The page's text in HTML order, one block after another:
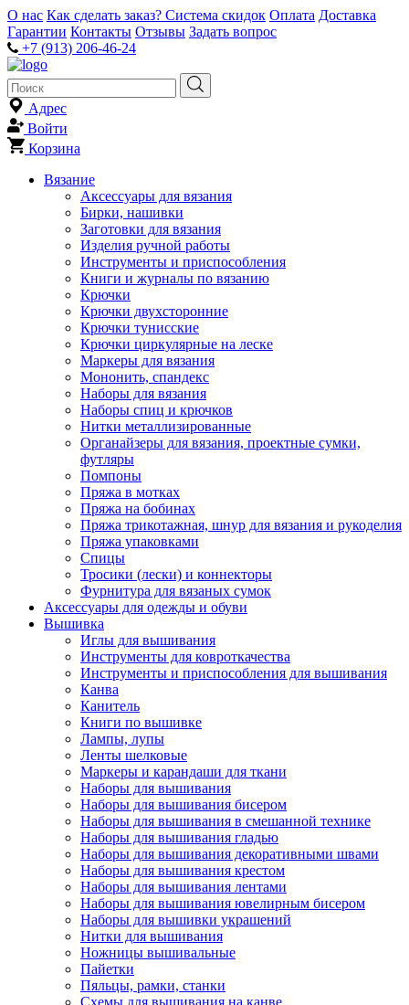
О нас Как сделать заказ? Система скидок Оплата Доставка
Гарантии Контакты Отзывы Задать вопрос
+7 (913) 206-46-24
Адрес
Войти
Корзина
Вязание
Аксессуары для вязания
Бирки, нашивки
Заготовки для вязания
Изделия ручной работы
Инструменты и приспособления
Книги и журналы по вязанию
Крючки
Крючки двухсторонние
Крючки тунисские
Крючки циркулярные на леске
Маркеры для вязания
Мононить, спандекс
Наборы для вязания
Наборы спиц и крючков
Нитки металлизированные
Органайзеры для вязания, проектные сумки,
футляры
Помпоны
Пряжа в мотках
Пряжа на бобинах
Пряжа трикотажная, шнур для вязания и рукоделия
Пряжа упаковками
Спицы
Тросики (лески) и коннекторы
Фурнитура для вязаных сумок
Аксессуары для одежды и обуви
Вышивка
Иглы для вышивания
Инструменты для ковроткачества
Инструменты и приспособления для вышивания
Канва
Канитель
Книги по вышивке
Лампы, лупы
Ленты шелковые
Маркеры и карандаши для ткани
Наборы для вышивания
Наборы для вышивания бисером
Наборы для вышивания в смешанной технике
Наборы для вышивания гладью
Наборы для вышивания декоративными швами
Наборы для вышивания крестом
Наборы для вышивания лентами
Наборы для вышивания ювелирным бисером
Наборы для вышивки украшений
Нитки для вышивания
Ножницы вышивальные
Пайетки
Пяльцы, рамки, станки
Схемы для вышивания на канве